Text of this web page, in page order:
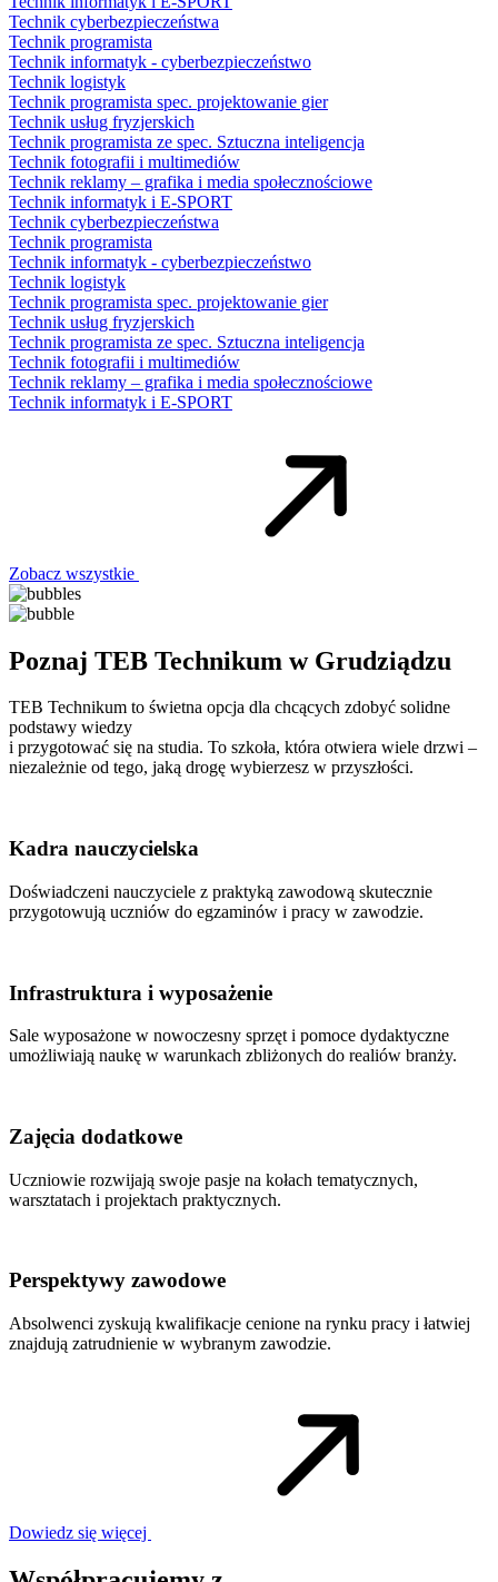
Technik cyber­bezpieczeństwa
Technik programista
Technik informatyk - cyber­bezpieczeństwo
Technik logistyk
Technik programista spec. projektowanie gier
Technik usług fryzjerskich
Technik programista ze spec. Sztuczna inteligencja
Technik fotografii i multimediów
Technik reklamy – grafika i media społecznościowe
Technik informatyk i E‑SPORT
Technik cyber­bezpieczeństwa
Technik programista
Technik informatyk - cyber­bezpieczeństwo
Technik logistyk
Technik programista spec. projektowanie gier
Technik usług fryzjerskich
Technik programista ze spec. Sztuczna inteligencja
Technik fotografii i multimediów
Technik reklamy – grafika i media społecznościowe
Technik informatyk i E‑SPORT
Zobacz wszystkie
Poznaj TEB Technikum w Grudziądzu
TEB Technikum to świetna opcja dla chcących zdobyć solidne
podstawy wiedzy
i przygotować się na studia. To szkoła, która otwiera wiele drzwi –
niezależnie od tego, jaką drogę wybierzesz w przyszłości.
Kadra nauczycielska
Doświadczeni nauczyciele z praktyką zawodową skutecznie
przygotowują uczniów do egzaminów i pracy w zawodzie.
Infrastruktura i wyposażenie
Sale wyposażone w nowoczesny sprzęt i pomoce dydaktyczne
umożliwiają naukę w warunkach zbliżonych do realiów branży.
Zajęcia dodatkowe
Uczniowie rozwijają swoje pasje na kołach tematycznych,
warsztatach i projektach praktycznych.
Perspektywy zawodowe
Absolwenci zyskują kwalifikacje cenione na rynku pracy i łatwiej
znajdują zatrudnienie w wybranym zawodzie.
Dowiedz się więcej